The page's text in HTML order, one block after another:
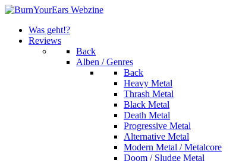
Was geht!?
Reviews
Back
Alben / Genres
Back
Heavy Metal
Thrash Metal
Black Metal
Death Metal
Progressive Metal
Alternative Metal
Modern Metal / Metalcore
Doom / Sludge Metal